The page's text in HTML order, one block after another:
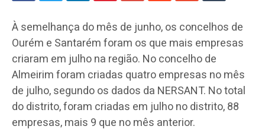
À semelhança do mês de junho, os concelhos de
Ourém e Santarém foram os que mais empresas
criaram em julho na região. No concelho de
Almeirim foram criadas quatro empresas no mês
de julho, segundo os dados da NERSANT. No total
do distrito, foram criadas em julho no distrito, 88
empresas, mais 9 que no mês anterior.